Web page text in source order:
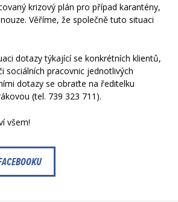
krizový plán pro případ karantény,
Věříme, že společně tuto situaci
dotazy týkající se konkrétních klientů,
sociálních pracovnic jednotlivých
dotazy se obraťte na ředitelku
(tel. 739 323 711).
všem!